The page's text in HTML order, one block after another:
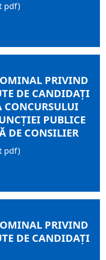
pdf)
PRIVIND
DE CANDIDAŢI
PUBLICE
DE CONSILIER
pdf)
PRIVIND
DE CANDIDAŢI